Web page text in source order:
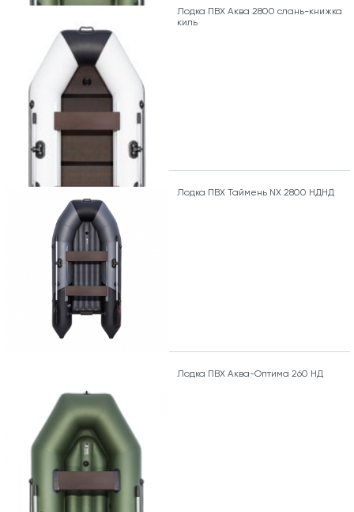
Лодка ПВХ Аква 2800 слань-книжка
киль
Лодка ПВХ Таймень NX 2800 НДНД
Лодка ПВХ Аква-Оптима 260 НД